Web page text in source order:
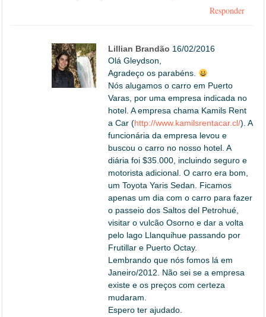
Responder
Lillian Brandão 16/02/2016
Olá Gleydson,
Agradeço os parabéns.
Nós alugamos o carro em Puerto
Varas, por uma empresa indicada no
hotel. A empresa chama Kamils Rent
a Car (http://www.kamilsrentacar.cl/). A
funcionária da empresa levou e
buscou o carro no nosso hotel. A
diária foi $35.000, incluindo seguro e
motorista adicional. O carro era bom,
um Toyota Yaris Sedan. Ficamos
apenas um dia com o carro para fazer
o passeio dos Saltos del Petrohué,
visitar o vulcão Osorno e dar a volta
pelo lago Llanquihue passando por
Frutillar e Puerto Octay.
Lembrando que nós fomos lá em
Janeiro/2012. Não sei se a empresa
existe e os preços com certeza
mudaram.
Espero ter ajudado.